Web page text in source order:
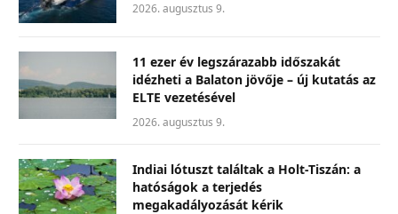
2026. augusztus 9.
11 ezer év legszárazabb időszakát
idézheti a Balaton jövője – új kutatás az
ELTE vezetésével
2026. augusztus 9.
Indiai lótuszt találtak a Holt-Tiszán: a
hatóságok a terjedés
megakadályozását kérik